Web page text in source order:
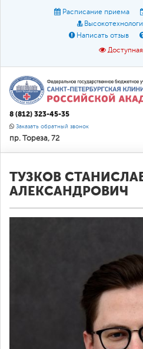
Расписание приема
Написать отзыв
Размер шрифта: A
Цвет:
О
8 (812) 323-45-35
Заказать обратный звонок
пр. Тореза, 72
ТУЗКОВ
АЛЕКСАНДРОВИЧ